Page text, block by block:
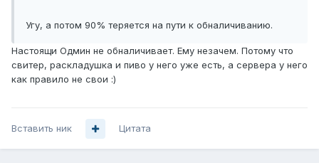
Угу, а потом 90% теряется на пути к обналичиванию.
Настоящи Одмин не обналичивает. Ему незачем. Потому что
свитер, раскладушка и пиво у него уже есть, а сервера у него
как правило не свои :)
Вставить ник Цитата